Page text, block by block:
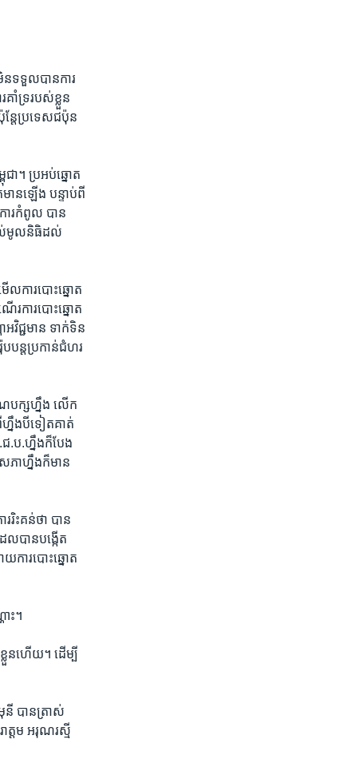
ន​ទទួល​បាន​ការ​
ាំទ្រ​របស់​ខ្លួន​
តែប្រទេស​ជប៉ុន​
ា។ ប្រអប់​ឆ្នោត​
ាន​ឡើង​ បន្ទាប់​ពី​
ារ​កំពូល បាន​
តល់​មូលនិធិដល់​
ល​ការ​បោះឆ្នោត​
រ​ការ​បោះ​ឆ្នោត​
ជ្ជមាន​ ទាក់​ទិន​
បន្ត​ប្រកាន់​ជំហរ​
បក្ស​ហ្នឹង​ លើក​
នឹង​បី​ទៀត​គាត់​
.ប.​ហ្នឹង​ក៏បែង​
ភា​ហ្នឹង​ក៏មាន​
រិះគន់​ថា​ បាន​
ល​បាន​បង្កើត​
ការ​បោះឆ្នោត​
ះ។​
លួន​ហើយ។ ​ដើម្បី​
នី​ បាន​ត្រាស់​
ត្តម​ អរុណរស្មី​